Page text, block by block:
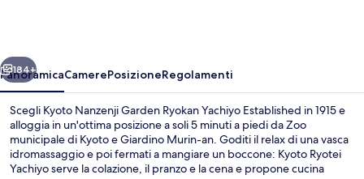
Established
in
1915
Avanti
184+
PanoramicaCamerePosizioneRegolamenti
Scegli Kyoto Nanzenji Garden Ryokan Yachiyo Established in 1915 e
alloggia in un'ottima posizione a soli 5 minuti a piedi da Zoo
municipale di Kyoto e Giardino Murin-an. Goditi il relax di una vasca
idromassaggio e poi fermati a mangiare un boccone: Kyoto Ryotei
Yachiyo serve la colazione, il pranzo e la cena e propone cucina